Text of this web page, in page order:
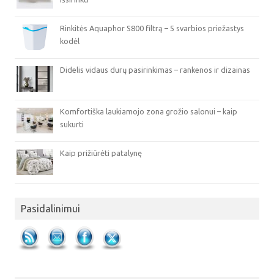
Rinkitės Aquaphor S800 filtrą – 5 svarbios priežastys
kodėl
Didelis vidaus durų pasirinkimas – rankenos ir dizainas
Komfortiška laukiamojo zona grožio salonui – kaip
sukurti
Kaip prižiūrėti patalynę
Pasidalinimui